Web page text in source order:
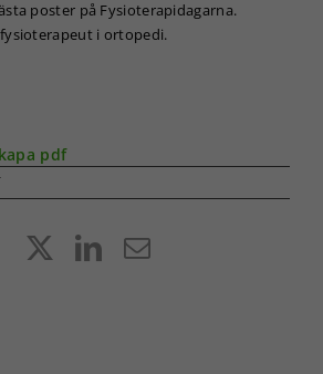
poster på Fysioterapidagarna.
i ortopedi.
pdf
FacebookLinkedIn
E-
Genom att dela
med dig av dina
intressen och ditt